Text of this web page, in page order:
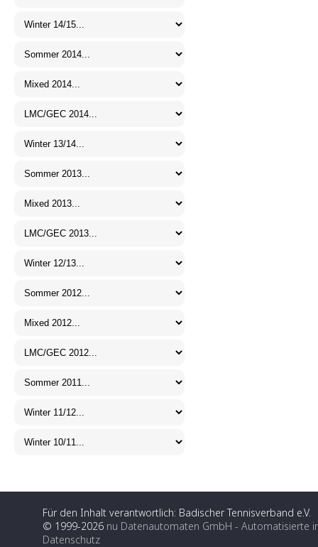
Für den Inhalt verantwortlich: Badischer Tennisverband e.V.
© 1999-2026 nu Datenautomaten GmbH - Automatisierte
Datenschutz